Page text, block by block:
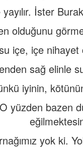
İster
olduğunu
içe, içe
sağ elinle
iyinin,
yüzden bazen
yok ki.